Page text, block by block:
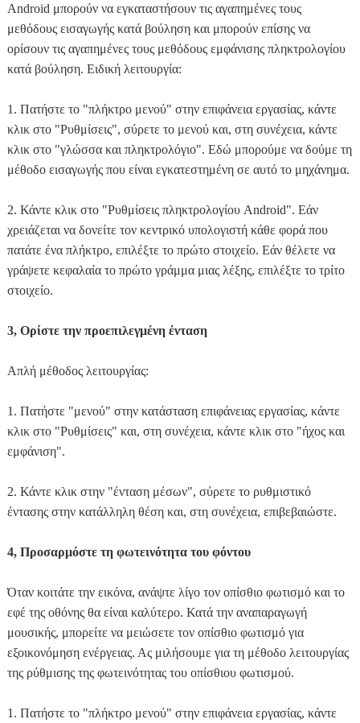
Android μπορούν να εγκαταστήσουν τις αγαπημένες τους
μεθόδους εισαγωγής κατά βούληση και μπορούν επίσης να
ορίσουν τις αγαπημένες τους μεθόδους εμφάνισης πληκτρολογίου
κατά βούληση. Ειδική λειτουργία:
1. Πατήστε το "πλήκτρο μενού" στην επιφάνεια εργασίας, κάντε
κλικ στο "Ρυθμίσεις", σύρετε το μενού και, στη συνέχεια, κάντε
κλικ στο "γλώσσα και πληκτρολόγιο". Εδώ μπορούμε να δούμε τη
μέθοδο εισαγωγής που είναι εγκατεστημένη σε αυτό το μηχάνημα.
2. Κάντε κλικ στο "Ρυθμίσεις πληκτρολογίου Android". Εάν
χρειάζεται να δονείτε τον κεντρικό υπολογιστή κάθε φορά που
πατάτε ένα πλήκτρο, επιλέξτε το πρώτο στοιχείο. Εάν θέλετε να
γράψετε κεφαλαία το πρώτο γράμμα μιας λέξης, επιλέξτε το τρίτο
στοιχείο.
3, Ορίστε την προεπιλεγμένη ένταση
Απλή μέθοδος λειτουργίας:
1. Πατήστε "μενού" στην κατάσταση επιφάνειας εργασίας, κάντε
κλικ στο "Ρυθμίσεις" και, στη συνέχεια, κάντε κλικ στο "ήχος και
εμφάνιση".
2. Κάντε κλικ στην "ένταση μέσων", σύρετε το ρυθμιστικό
έντασης στην κατάλληλη θέση και, στη συνέχεια, επιβεβαιώστε.
4, Προσαρμόστε τη φωτεινότητα του φόντου
Όταν κοιτάτε την εικόνα, ανάψτε λίγο τον οπίσθιο φωτισμό και το
εφέ της οθόνης θα είναι καλύτερο. Κατά την αναπαραγωγή
μουσικής, μπορείτε να μειώσετε τον οπίσθιο φωτισμό για
εξοικονόμηση ενέργειας. Ας μιλήσουμε για τη μέθοδο λειτουργίας
της ρύθμισης της φωτεινότητας του οπίσθιου φωτισμού.
1. Πατήστε το "πλήκτρο μενού" στην επιφάνεια εργασίας, κάντε